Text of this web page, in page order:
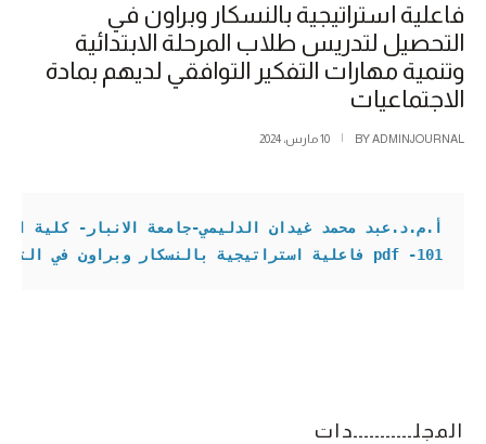
المجلـــــــــــدات
فاعلية استراتيجية بالنسكار وبراون في
التحصيل لتدريس طلاب المرحلة الابتدائية
وتنمية مهارات التفكير التوافقي لديهم بمادة
الاجتماعيات
BYADMINJOURNAL 10 مارس، 2024
أ.م.د.عبد محمد غيدان الدليمي-جامعة الانبار- كلية
101- pdf فاعلية استراتيجية بالنسكار وبراون في التحصيل لتدريس طلاب المرحلة الابتدائية وتنمية مهارات التفكير التوافقي لديهم بمادة الاجتماعيات